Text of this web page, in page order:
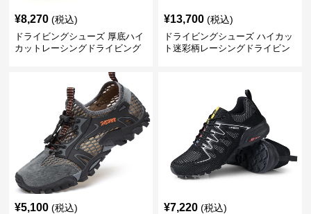
¥8,270 (税込)
ドライビングシューズ 厚底ハイ
カットレーシングドライビング
¥13,700 (税込)
ドライビングシューズ ハイカッ
ト迷彩柄レーシングドライビン
¥5,100 (税込) ¥7,220 (税込)